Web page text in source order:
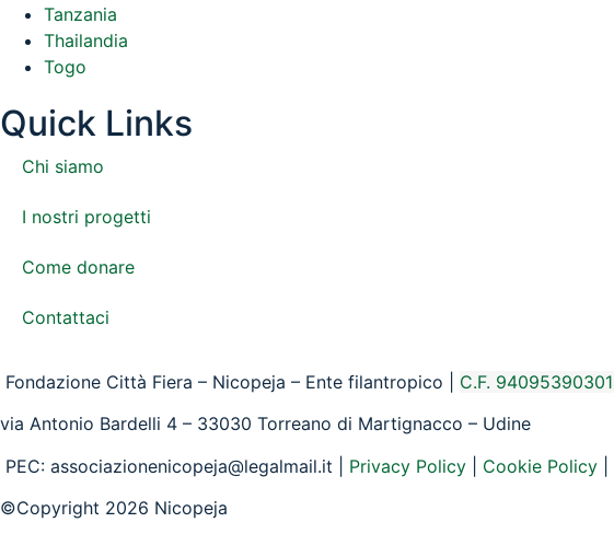
Tanzania
Thailandia
Togo
Quick Links
Chi siamo
I nostri progetti
Come donare
Contattaci
Fondazione Città Fiera – Nicopeja – Ente filantropico | C.F. 94095390301
via Antonio Bardelli 4 – 33030 Torreano di Martignacco – Udine
PEC: associazionenicopeja@legalmail.it | Privacy Policy Cookie Policy
©Copyright 2026 Nicopeja